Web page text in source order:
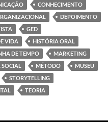
CONHECIMENTO
DEPOIMENTO
GED
VIDA
HISTÓRIA ORAL
DE TEMPO
MARKETING
MÉTODO
MUSEU
STORYTELLING
TEORIA